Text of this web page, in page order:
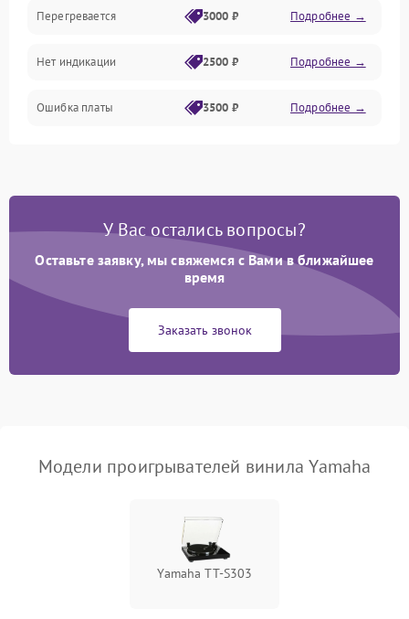
Перегревается 3000 ₽ Подробнее →
Нет индикации 2500 ₽ Подробнее →
Ошибка платы 3500 ₽ Подробнее →
У Вас остались вопросы?
Оставьте заявку, мы свяжемся с Вами в ближайшее
время
Заказать звонок
Модели проигрывателей винила Yamaha
Yamaha TT-S303